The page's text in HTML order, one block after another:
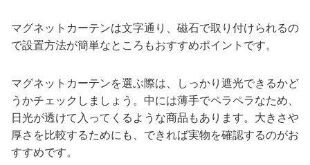
マグネットカーテンは文字通り、磁石で取り付けられるの
で設置方法が簡単なところもおすすめポイントです。
マグネットカーテンを選ぶ際は、しっかり遮光できるかど
うかチェックしましょう。中には薄手でペラペラなため、
日光が透けて入ってくるような商品もあります。大きさや
厚さを比較するためにも、できれば実物を確認するのがお
すすめです。